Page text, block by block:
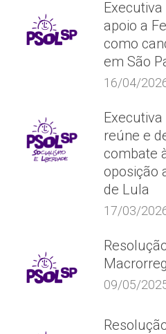
Executiva
apoio a
como
em São
16/04/
Executiva
reúne e
combate
oposição
de Lula
17/03/
09/05/